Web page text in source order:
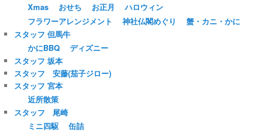
Xmas
おせち お正月
ハロウィン
フラワーアレンジメント
神社仏閣めぐり
蟹・カニ・かに
スタッフ 但馬牛
かにBBQ
ディズニー
スタッフ 坂本
スタッフ 安藤(茄子ジロー)
スタッフ 宮本
近所散策
スタッフ 尾崎
ミニ四駆
缶詰